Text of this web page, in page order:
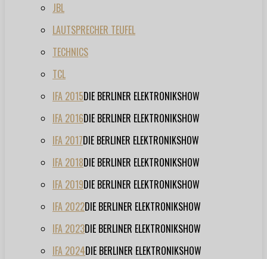
JBL
LAUTSPRECHER TEUFEL
TECHNICS
TCL
IFA 2015DIE BERLINER ELEKTRONIKSHOW
IFA 2016DIE BERLINER ELEKTRONIKSHOW
IFA 2017DIE BERLINER ELEKTRONIKSHOW
IFA 2018DIE BERLINER ELEKTRONIKSHOW
IFA 2019DIE BERLINER ELEKTRONIKSHOW
IFA 2022DIE BERLINER ELEKTRONIKSHOW
IFA 2023DIE BERLINER ELEKTRONIKSHOW
IFA 2024DIE BERLINER ELEKTRONIKSHOW